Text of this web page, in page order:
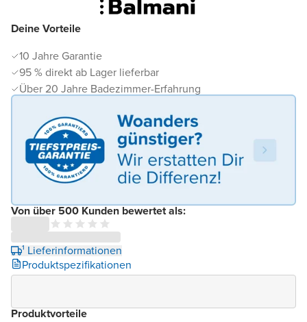
Deine Vorteile
10 Jahre Garantie
95 % direkt ab Lager lieferbar
Über 20 Jahre Badezimmer-Erfahrung
Von über 500 Kunden bewertet als:
¹ Lieferinformationen
Produktspezifikationen
Produktvorteile